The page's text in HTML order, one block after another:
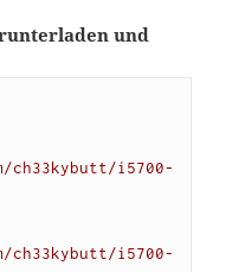
und
ch33kybutt/i5700-
ch33kybutt/i5700-